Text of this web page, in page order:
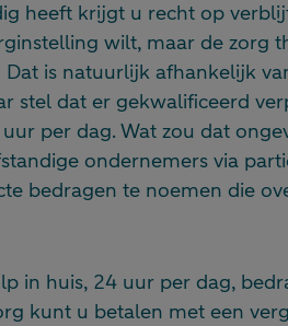
heeft krijgt u recht op
wilt, maar de zorg
is natuurlijk afhankelijk
stel dat er gekwalificeerd
per dag. Wat zou dat
ondernemers via
bedragen te noemen die
in huis, 24 uur per dag,
kunt u betalen met een